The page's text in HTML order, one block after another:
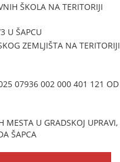
ŠKOLA NA TERITORIJI
U ŠAPCU
ZEMLJIŠTA NA TERITORIJI
07936 002 000 401 121 OD
U GRADSKOJ UPRAVI,
ŠAPCA